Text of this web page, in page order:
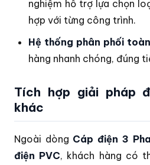
nghiệm hỗ trợ lựa chọn
hợp với từng công trình.
Hệ thống phân phối
hàng nhanh chóng, đúng
Tích hợp giải pháp
khác
Ngoài dòng Cáp điện 3
điện PVC, khách hàng có